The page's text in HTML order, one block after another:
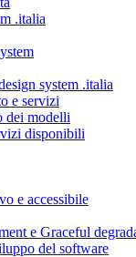
.italia
system .italia
e servizi
dei modelli
disponibili
e accessibile
e Graceful
del software